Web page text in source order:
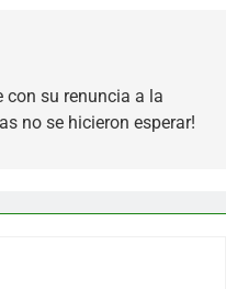
con su renuncia a la
no se hicieron esperar!